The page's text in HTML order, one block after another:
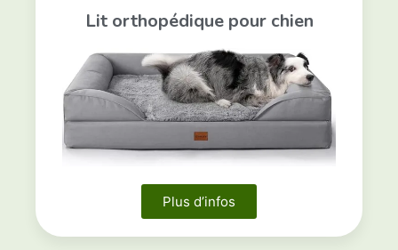
Lit orthopédique pour chien
Plus d’infos